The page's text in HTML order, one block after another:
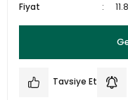
Fiyat
Tavsiye Et